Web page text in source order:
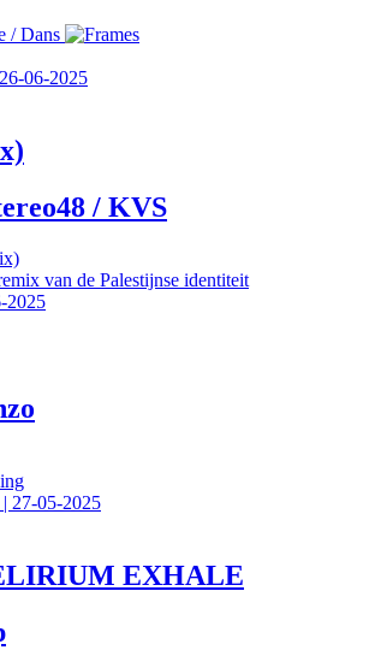
/Dans
26-06-2025
/ KVS
van de Palestijnse identiteit
2025
| 27-05-2025
EXHALE